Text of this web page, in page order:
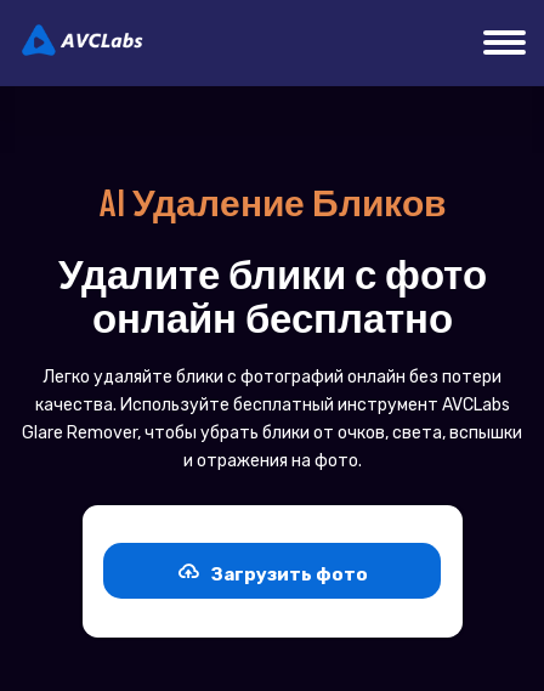
AI Удаление Бликов
Удалите блики с фото
онлайн бесплатно
Легко удаляйте блики с фотографий онлайн без потери
качества. Используйте бесплатный инструмент AVCLabs
Glare Remover, чтобы убрать блики от очков, света, вспышки
и отражения на фото.
Загрузить фото